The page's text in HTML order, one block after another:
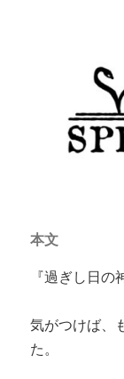
本文
『過ぎし日の
気がつけば、
た。